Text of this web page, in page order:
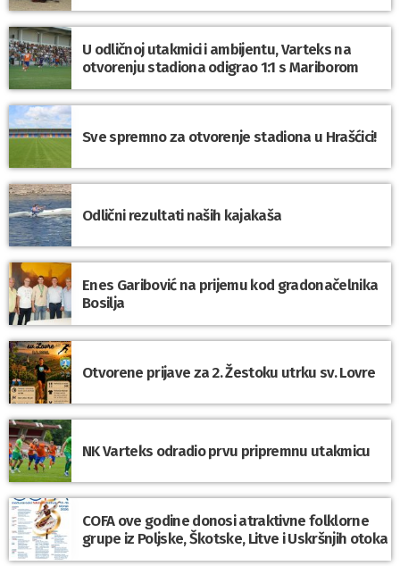
U odličnoj utakmici i ambijentu, Varteks na
otvorenju stadiona odigrao 1:1 s Mariborom
Sve spremno za otvorenje stadiona u Hrašćici!
Odlični rezultati naših kajakaša
Enes Garibović na prijemu kod gradonačelnika
Bosilja
Otvorene prijave za 2. Žestoku utrku sv. Lovre
NK Varteks odradio prvu pripremnu utakmicu
COFA ove godine donosi atraktivne folklorne
grupe iz Poljske, Škotske, Litve i Uskršnjih otoka